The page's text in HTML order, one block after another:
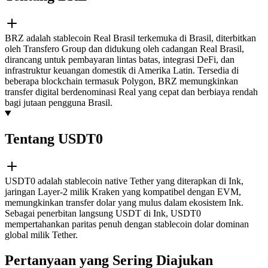
BRZ adalah stablecoin Real Brasil terkemuka di Brasil, diterbitkan
oleh Transfero Group dan didukung oleh cadangan Real Brasil,
dirancang untuk pembayaran lintas batas, integrasi DeFi, dan
infrastruktur keuangan domestik di Amerika Latin. Tersedia di
beberapa blockchain termasuk Polygon, BRZ memungkinkan
transfer digital berdenominasi Real yang cepat dan berbiaya rendah
bagi jutaan pengguna Brasil.
Tentang USDT0
USDT0 adalah stablecoin native Tether yang diterapkan di Ink,
jaringan Layer-2 milik Kraken yang kompatibel dengan EVM,
memungkinkan transfer dolar yang mulus dalam ekosistem Ink.
Sebagai penerbitan langsung USDT di Ink, USDT0
mempertahankan paritas penuh dengan stablecoin dolar dominan
global milik Tether.
Pertanyaan yang Sering Diajukan